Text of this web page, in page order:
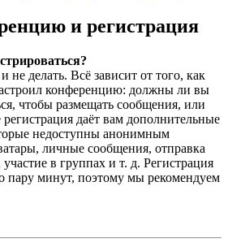
и регистрация
не делать. Всё зависит от того, как
конференцию: должны ли вы
чтобы размещать сообщения, или
даёт вам дополнительные
недоступны анонимным
личные сообщения, отправка
в группах и т. д. Регистрация
пару минут, поэтому мы рекомендуем